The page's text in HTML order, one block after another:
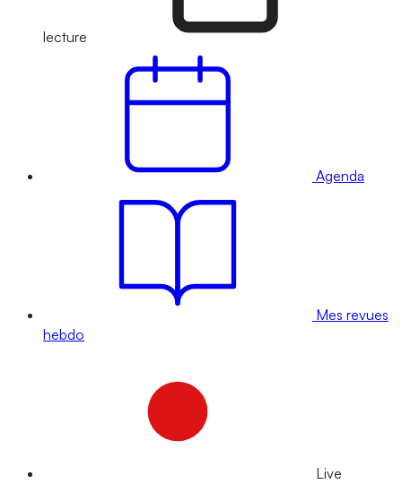
lecture
Agenda
Mes revues
hebdo
Live